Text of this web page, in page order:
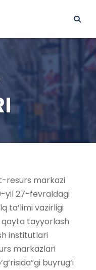
resurs markazi
yil 27-fevraldagi
ta’limi vazirligi
tayyorlash
institutlari
markazlari
buyrug‘i